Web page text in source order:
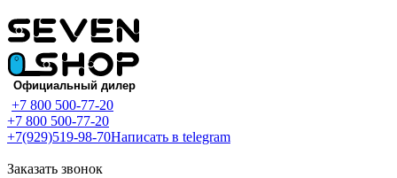
+7 800 500-77-20
+7 800 500-77-20
+7(929)519-98-70Написать в telegram
Заказать звонок